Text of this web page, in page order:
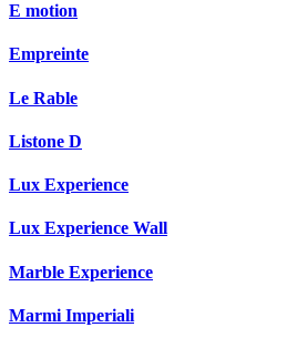
E motion
Empreinte
Le Rable
Listone D
Lux Experience
Lux Experience Wall
Marble Experience
Marmi Imperiali